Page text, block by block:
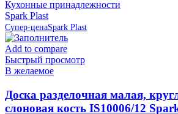
Кухонные принадлежности
Spark Plast
Супер-ценаSpark Plast
Add to compare
Быстрый просмотр
В желаемое
Доска разделочная малая,
слоновая кость IS10006/12